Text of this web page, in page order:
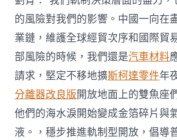
的風險對我們的影響。中國一向在
業鏈，維護全球經貿次序和國際貿
部風險的時候，我們還是汽車材料
請求，堅定不移地擴斯柯達零件年
分離器改良版開放地面上的雙魚座
他們的海水淚開始變成金箔碎片與
液。，穩步推進軌制型開放，倡導